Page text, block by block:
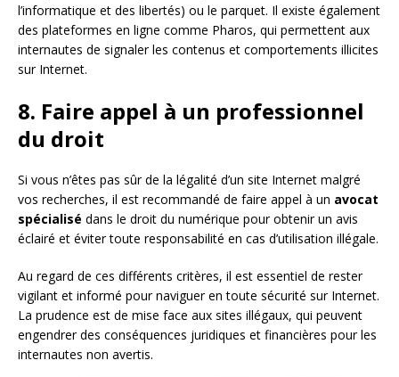
l’informatique et des libertés) ou le parquet. Il existe également
des plateformes en ligne comme Pharos, qui permettent aux
internautes de signaler les contenus et comportements illicites
sur Internet.
8. Faire appel à un professionnel
du droit
Si vous n’êtes pas sûr de la légalité d’un site Internet malgré
vos recherches, il est recommandé de faire appel à un avocat
spécialisé dans le droit du numérique pour obtenir un avis
éclairé et éviter toute responsabilité en cas d’utilisation illégale.
Au regard de ces différents critères, il est essentiel de rester
vigilant et informé pour naviguer en toute sécurité sur Internet.
La prudence est de mise face aux sites illégaux, qui peuvent
engendrer des conséquences juridiques et financières pour les
internautes non avertis.